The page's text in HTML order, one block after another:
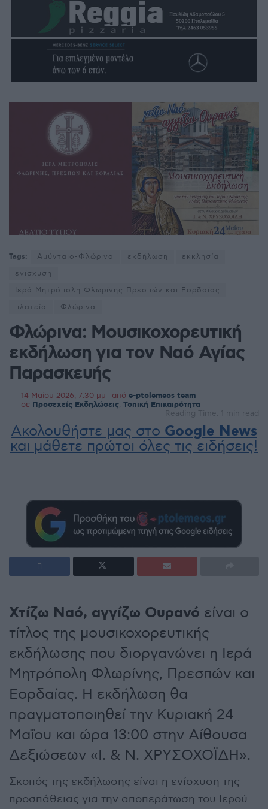
Tags: Αμύνταιο-Φλώρινα εκδήλωση
εκκλησία
ενίσχυση
Ιερά Μητρόπολη Φλωρίνης Πρεσπών και Εορδαίας
πλατεία
Φλώρινα
Φλώρινα: Μουσικοχορευτική
εκδήλωση για τον Ναό Αγίας
Παρασκευής
14 Μαΐου 2026, 7:30 μμ από e-ptolemeos team
σε Προσεχείς Εκδηλώσεις Τοπική Επικαιρότητα
Reading Time: 1 min read
Ακολουθήστε μας στο Google News
και μάθετε πρώτοι όλες τις ειδήσεις!
Χτίζω Ναό, αγγίζω Ουρανό είναι ο
τίτλος της μουσικοχορευτικής
εκδήλωσης που διοργανώνει η Ιερά
Μητρόπολη Φλωρίνης, Πρεσπών και
Εορδαίας. Η εκδήλωση θα
πραγματοποιηθεί την Κυριακή 24
Μαΐου και ώρα 13:00 στην Αίθουσα
Δεξιώσεων «Ι. & Ν. ΧΡΥΣΟΧΟΪΔΗ».
Σκοπός της εκδήλωσης είναι η ενίσχυση της
προσπάθειας για την αποπεράτωση του Ιερού